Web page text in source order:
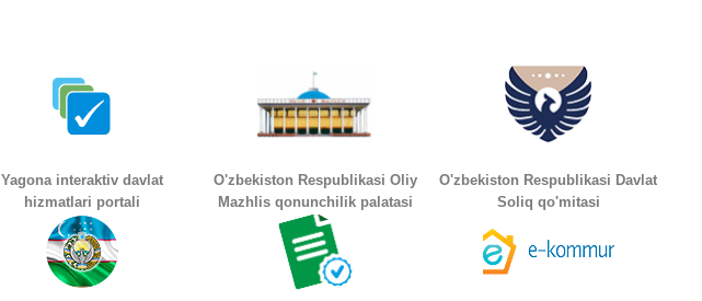
Yagona interaktiv davlat
hizmatlari portali
O'zbekiston Respublikasi Oliy
Mazhlis qonunchilik palatasi
O'zbekiston Respublikasi Davlat
Soliq qo'mitasi